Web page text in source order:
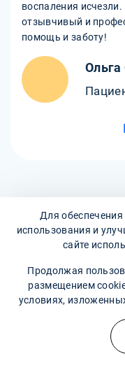
воспаления
отзывчивый и
помощь и заботу!
Ольга
Для
использования и
сайте
Продолжая
размещением
условиях,